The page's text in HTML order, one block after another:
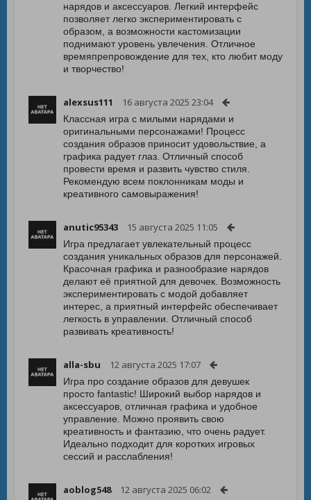
нарядов и аксессуаров. Легкий интерфейс
позволяет легко экспериментировать с
образом, а возможности кастомизации
поднимают уровень увлечения. Отличное
времяпрепровождение для тех, кто любит моду
и творчество!
alexsus111 16 августа 2025 23:04
Классная игра с милыми нарядами и
оригинальными персонажами! Процесс
создания образов приносит удовольствие, а
графика радует глаз. Отличный способ
провести время и развить чувство стиля.
Рекомендую всем поклонникам моды и
креативного самовыражения!
anutic95343 15 августа 2025 11:05
Игра предлагает увлекательный процесс
создания уникальных образов для персонажей.
Красочная графика и разнообразие нарядов
делают её приятной для девочек. Возможность
экспериментировать с модой добавляет
интерес, а приятный интерфейс обеспечивает
легкость в управлении. Отличный способ
развивать креативность!
alla-sbu 12 августа 2025 17:07
Игра про создание образов для девушек
просто fantastic! Широкий выбор нарядов и
аксессуаров, отличная графика и удобное
управление. Можно проявить свою
креативность и фантазию, что очень радует.
Идеально подходит для коротких игровых
сессий и расслабления!
aoblog548 12 августа 2025 06:02